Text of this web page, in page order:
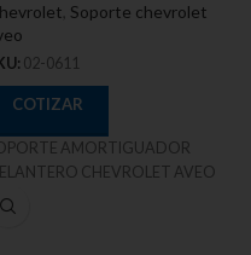
Soporte chevrolet
02-0611
COTIZAR
AMORTIGUADOR
CHEVROLET AVEO